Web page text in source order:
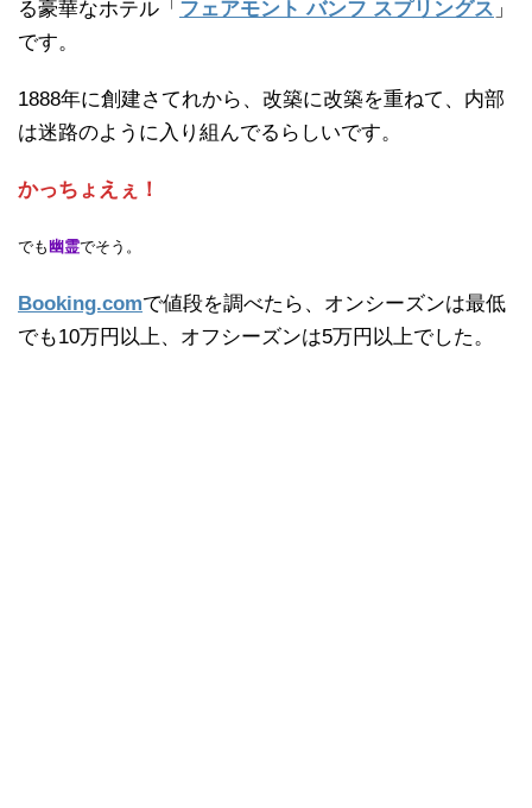
る豪華なホテル「 フェアモント バンフ スプリングス 」
です。
1888年に創建さてれから、改築に改築を重ねて、内部
は迷路のように入り組んでるらしいです。
かっちょえぇ！
でも 幽霊でそう。
Booking.comで値段を調べたら、オンシーズンは最低
でも10万円以上、オフシーズンは5万円以上でした。